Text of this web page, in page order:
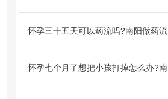
怀孕三十五天可以药流吗?南阳做药流
怀孕七个月了想把小孩打掉怎么办?南